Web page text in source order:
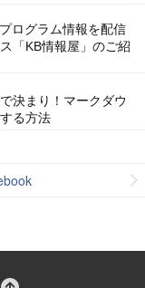
ログラム情報を配信
「KB情報屋」のご紹
決まり！マークダウ
る方法